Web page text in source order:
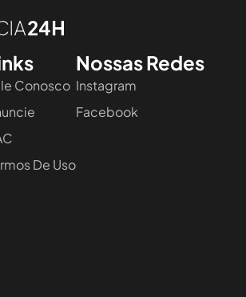
Conosco
De Uso
Nossas Redes
Instagram
Facebook